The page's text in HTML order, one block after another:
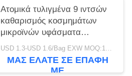
Ατομικά τυλιγμένα 9 ιντσών
καθαρισμός κοσμημάτων
μικροϊνών υφάσματα
βιομηχανικού καθαρισμού
καθαρό δωμάτιο υφάσματα
USD 1.3-USD 1.6/Bag EXW MOQ:10 τσάντες
ΜΑΣ ΕΛΆΤΕ ΣΕ ΕΠΑΦΉ
ΜΕ